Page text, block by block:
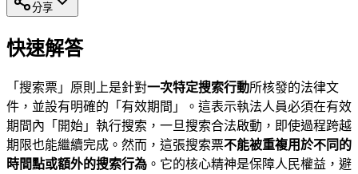
分享
快速解答
「搜索票」原則上是針對一次特定搜索行動所核發的法律文
件，並設有明確的「有效期間」。這表示執法人員必須在有效
期間內「開始」執行搜索，一旦搜索合法啟動，即使過程跨越
期限也能繼續完成。然而，這張搜索票不能被重複用於不同的
時間點或額外的搜索行為 。它的核心精神是保障人民權益，避